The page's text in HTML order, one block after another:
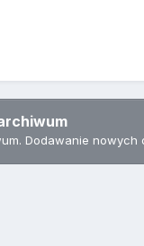
Dodawanie nowych